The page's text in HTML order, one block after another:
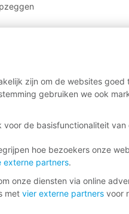
zijn om de websites
gebruiken we ook
de basisfunctionaliteit
hoe bezoekers onze
externe partners.
onze diensten via online
met vier externe partnersvoor